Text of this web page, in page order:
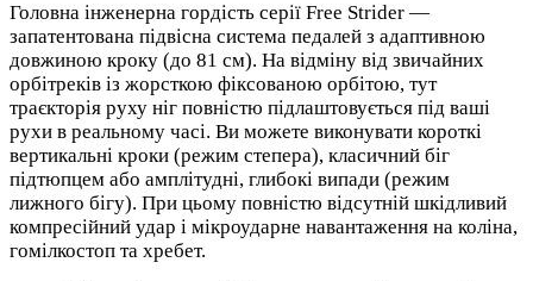
Головна інженерна гордість серії Free Strider —
запатентована підвісна система педалей з адаптивною
довжиною кроку (до 81 см). На відміну від звичайних
орбітреків із жорсткою фіксованою орбітою, тут
траєкторія руху ніг повністю підлаштовується під ваші
рухи в реальному часі. Ви можете виконувати короткі
вертикальні кроки (режим степера), класичний біг
підтюпцем або амплітудні, глибокі випади (режим
лижного бігу). При цьому повністю відсутній шкідливий
компресійний удар і мікроударне навантаження на коліна,
гомілкостоп та хребет.